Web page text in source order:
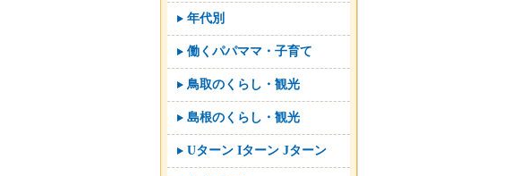
年代別
働くパパママ・子育て
鳥取のくらし・観光
島根のくらし・観光
Uターン Iターン Jターン